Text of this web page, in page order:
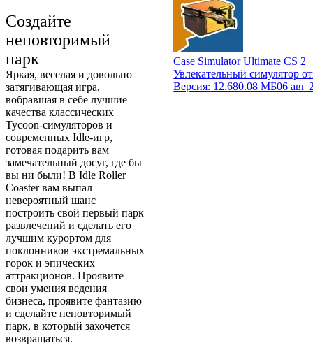
Создайте
неповторимый
парк
Яркая, веселая и довольно
затягивающая игра,
вобравшая в себе лучшие
качества классических
Tycoon-симуляторов и
современных Idle-игр,
готовая подарить вам
замечательный досуг, где бы
вы ни были! В Idle Roller
Coaster вам выпал
невероятный шанс
построить свой первый парк
развлечений и сделать его
лучшим курортом для
поклонников экстремальных
горок и эпических
аттракционов. Проявите
свои умения ведения
бизнеса, проявите фантазию
и сделайте неповторимый
парк, в который захочется
возвращаться.
Case Simulator Ultimate CS 2
Увлекательный симулятор
Версия: 12.680.08 МБ06 авг